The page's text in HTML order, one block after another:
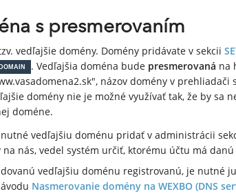
s presmerovaním
vedľajšie domény. Domény pridávate v sekcii
. Vedľajšia doména bude presmerovaná na
názov domény v prehliadači
domény nie je možné využívať tak, že by sa
doméne.
vedľajšiu doménu pridať v administrácii
na nás, vedel systém určiť, ktorému účtu má
vedľajšiu doménu registrovanú, je nutné
Nasmerovanie domény na WEXBO (DNS